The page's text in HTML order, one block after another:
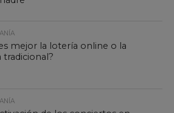
mejor la lotería online o la
tradicional?